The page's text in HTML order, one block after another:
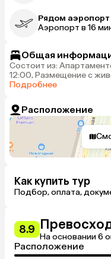
Рядом аэропорт
Аэропорт в 16
Общая
Состоит из:
12:00, Размещение с
Подробнее
Расположение
Как купить тур
Подбор, оплата,
8.9
На основании 6
Расположение